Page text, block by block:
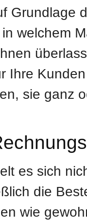
Grundlage
welchem
Ihre
sie ganz
es sich
die
wie